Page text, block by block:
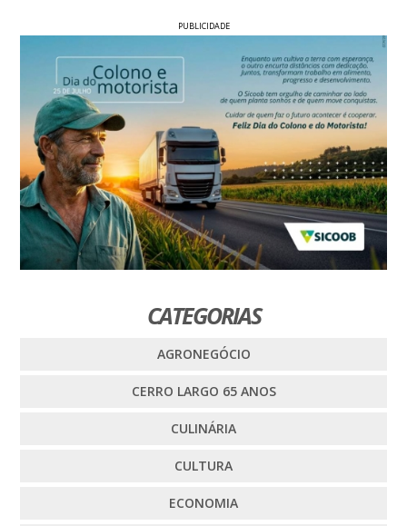
PUBLICIDADE
CATEGORIAS
AGRONEGÓCIO
CERRO LARGO 65 ANOS
CULINÁRIA
CULTURA
ECONOMIA